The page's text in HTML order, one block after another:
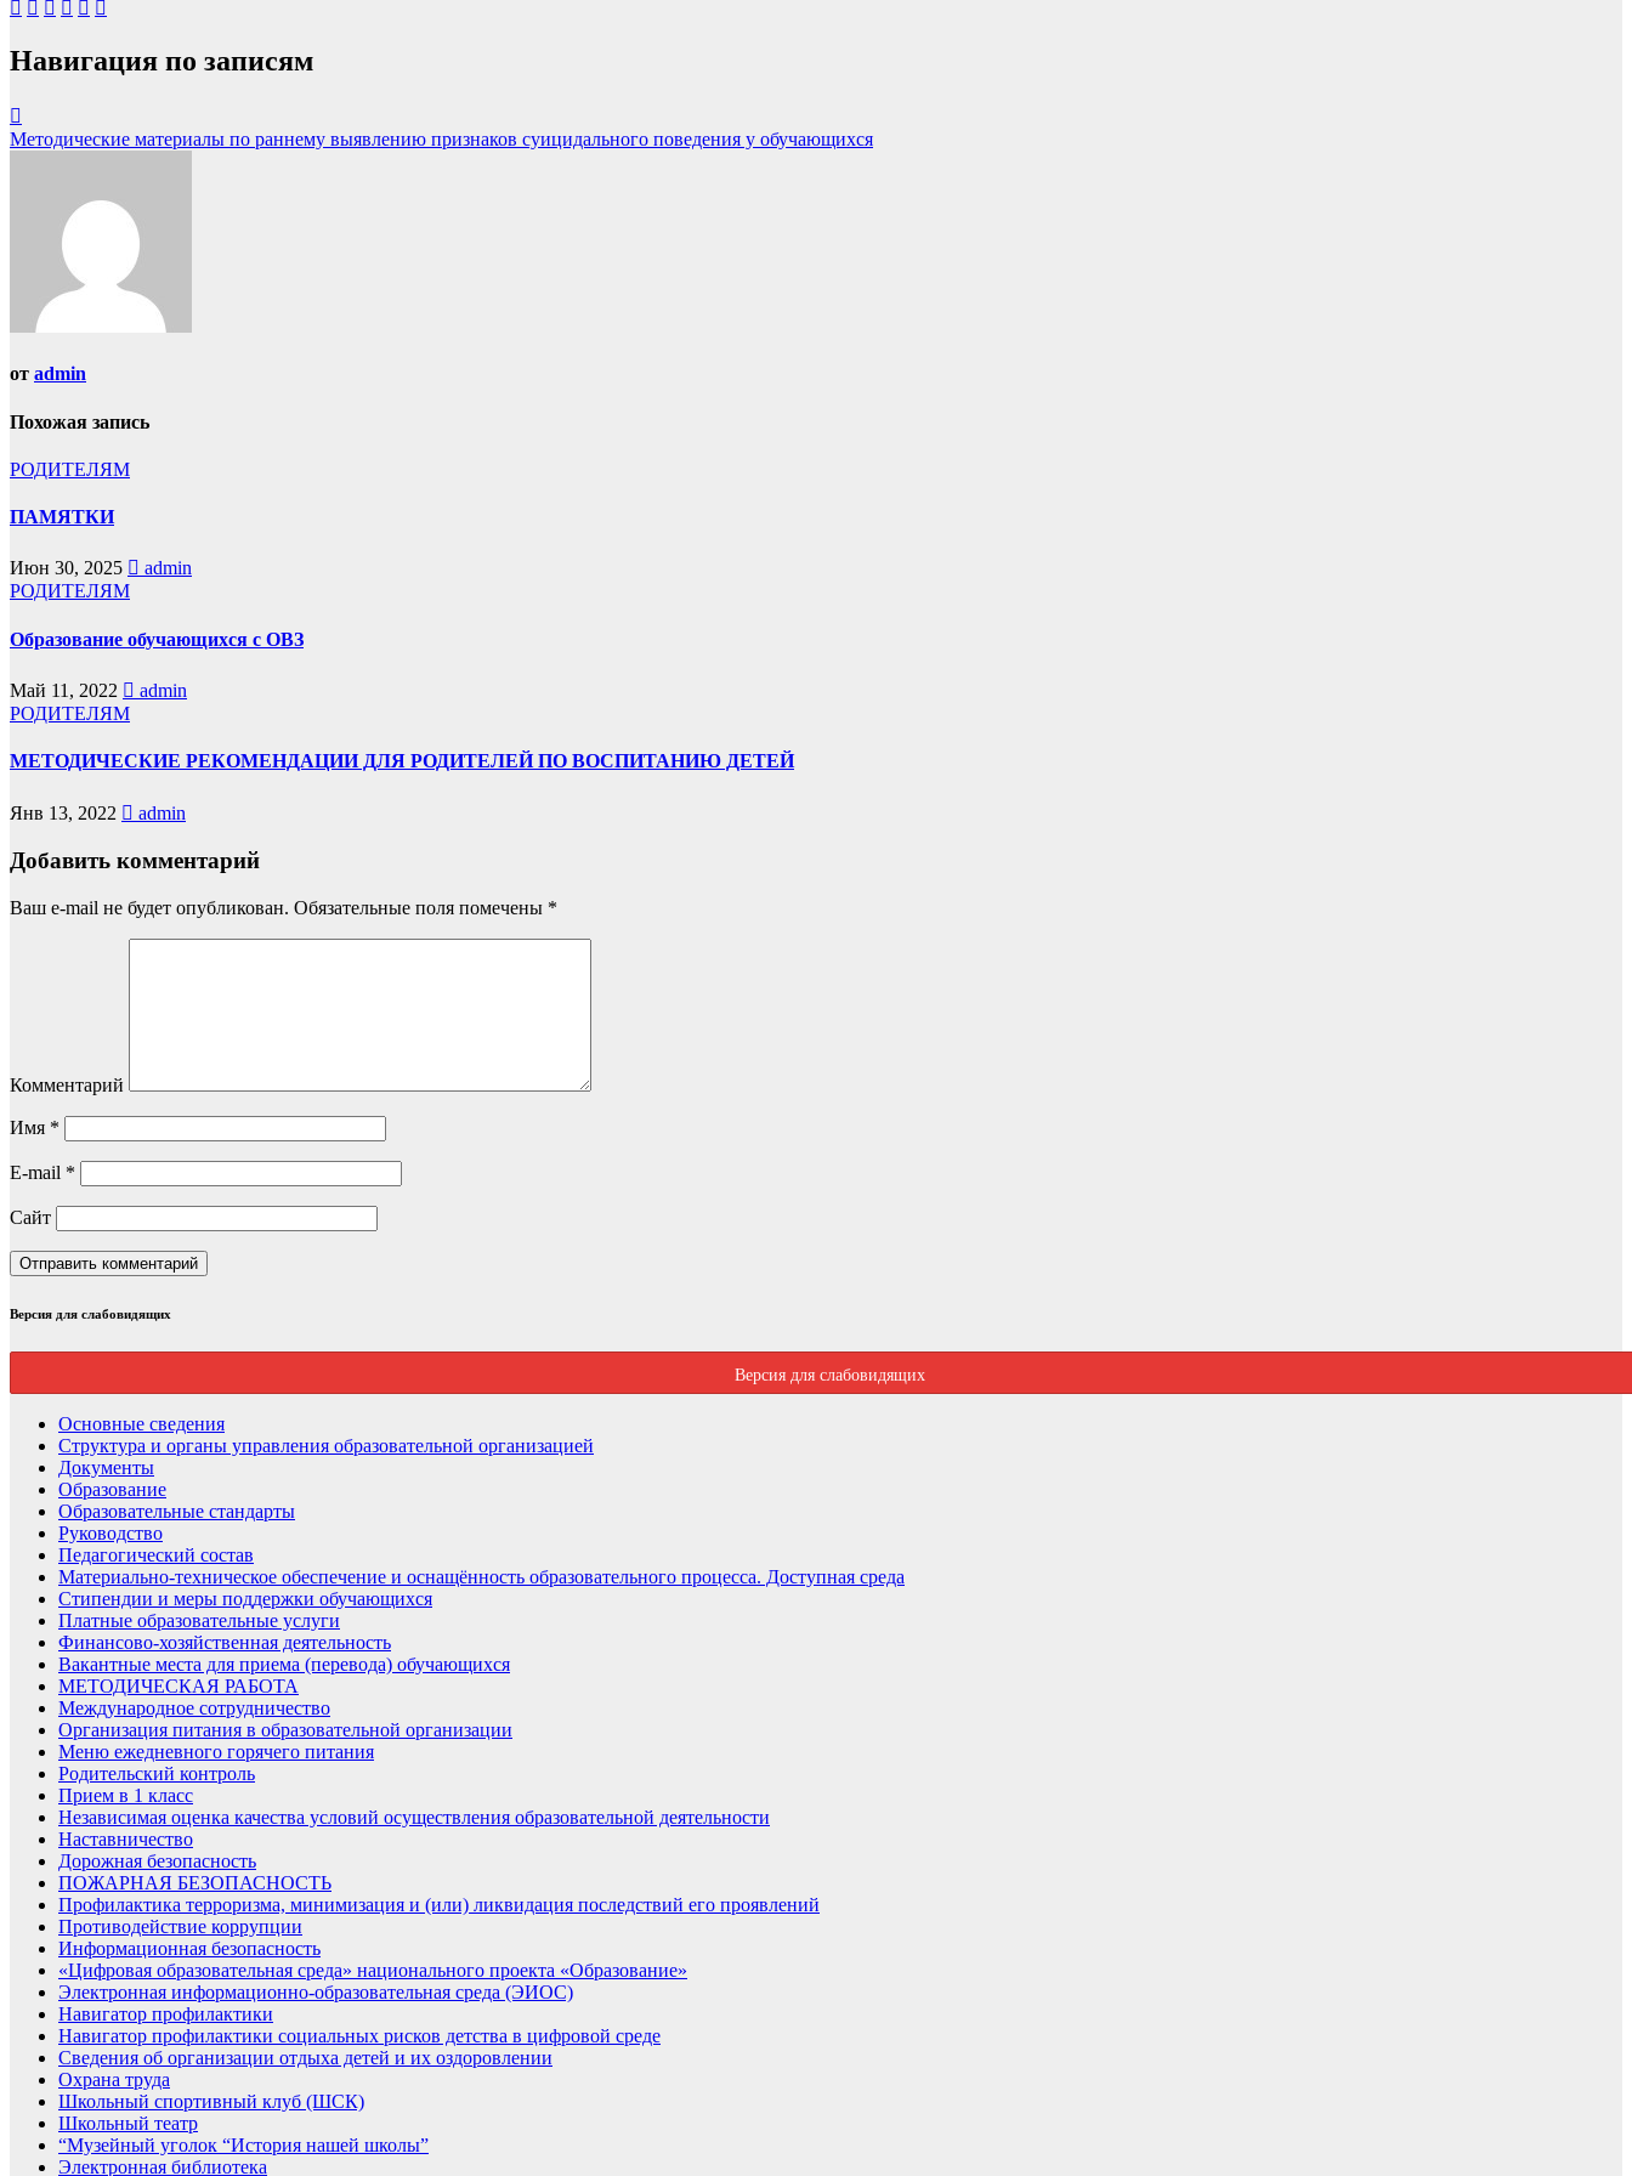
Навигация по записям
Методические материалы по раннему выявлению признаков суицидального поведения у обучающихся
от admin
Похожая запись
РОДИТЕЛЯМ
ПАМЯТКИ
Июн 30, 2025
admin
РОДИТЕЛЯМ
Образование обучающихся с ОВЗ
Май 11, 2022
admin
РОДИТЕЛЯМ
МЕТОДИЧЕСКИЕ РЕКОМЕНДАЦИИ ДЛЯ РОДИТЕЛЕЙ ПО ВОСПИТАНИЮ ДЕТЕЙ
Янв 13, 2022 admin
Добавить комментарий
Ваш e-mail не будет опубликован. Обязательные поля помечены *
Комментарий
Имя *
E-mail *
Сайт
Версия для слабовидящих
Версия для слабовидящих
Основные сведения
Структура и органы управления образовательной организацией
Документы
Образование
Образовательные стандарты
Руководство
Педагогический состав
Материально-техническое обеспечение и оснащённость образовательного процесса. Доступная среда
Стипендии и меры поддержки обучающихся
Платные образовательные услуги
Финансово-хозяйственная деятельность
Вакантные места для приема (перевода) обучающихся
МЕТОДИЧЕСКАЯ РАБОТА
Международное сотрудничество
Организация питания в образовательной организации
Меню ежедневного горячего питания
Родительский контроль
Прием в 1 класс
Независимая оценка качества условий осуществления образовательной деятельности
Наставничество
Дорожная безопасность
ПОЖАРНАЯ БЕЗОПАСНОСТЬ
Профилактика терроризма, минимизация и (или) ликвидация последствий его проявлений
Противодействие коррупции
Информационная безопасность
«Цифровая образовательная среда» национального проекта «Образование»
Электронная информационно-образовательная среда (ЭИОС)
Навигатор профилактики
Навигатор профилактики социальных рисков детства в цифровой среде
Сведения об организации отдыха детей и их оздоровлении
Охрана труда
Школьный спортивный клуб (ШСК)
Школьный театр
“Музейный уголок “История нашей школы”
Электронная библиотека